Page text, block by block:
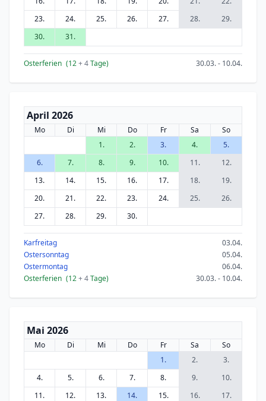
23.
24. 25. 26. 27. 28.
29.
30.
31.
Osterferien (12+ 4Tage) 30.03. - 10.04.
April 2026
Mo Di Mi Do Fr Sa
So
1.
2. 3. 4.
5.
6.
7. 8. 9. 10. 11.
12.
13.
14. 15. 16. 17. 18.
19.
20.
21. 22. 23. 24. 25.
26.
27.
28. 29. 30.
Karfreitag
03.04.
Ostersonntag
05.04.
Ostermontag
06.04.
Osterferien (12+ 4Tage) 30.03. - 10.04.
Mai 2026
Mo Di Mi Do Fr Sa
So
1.
2.
3.
4.
5. 6. 7. 8. 9.
10.
11.
12. 13. 14. 15. 16.
17.